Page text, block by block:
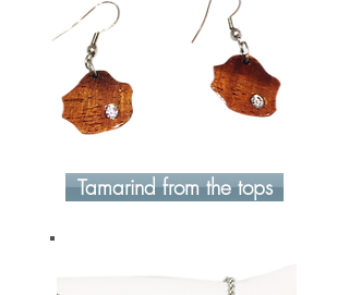
Tamarind from the tops